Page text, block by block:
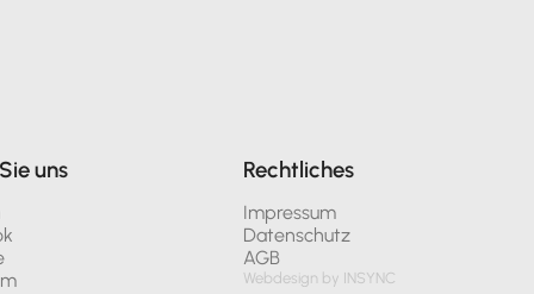
uns Rechtliches
Impressum
Datenschutz
AGB
Webdesign by INSYNC